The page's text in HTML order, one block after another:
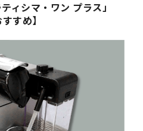
ィシマ・ワン プラス」
すめ】